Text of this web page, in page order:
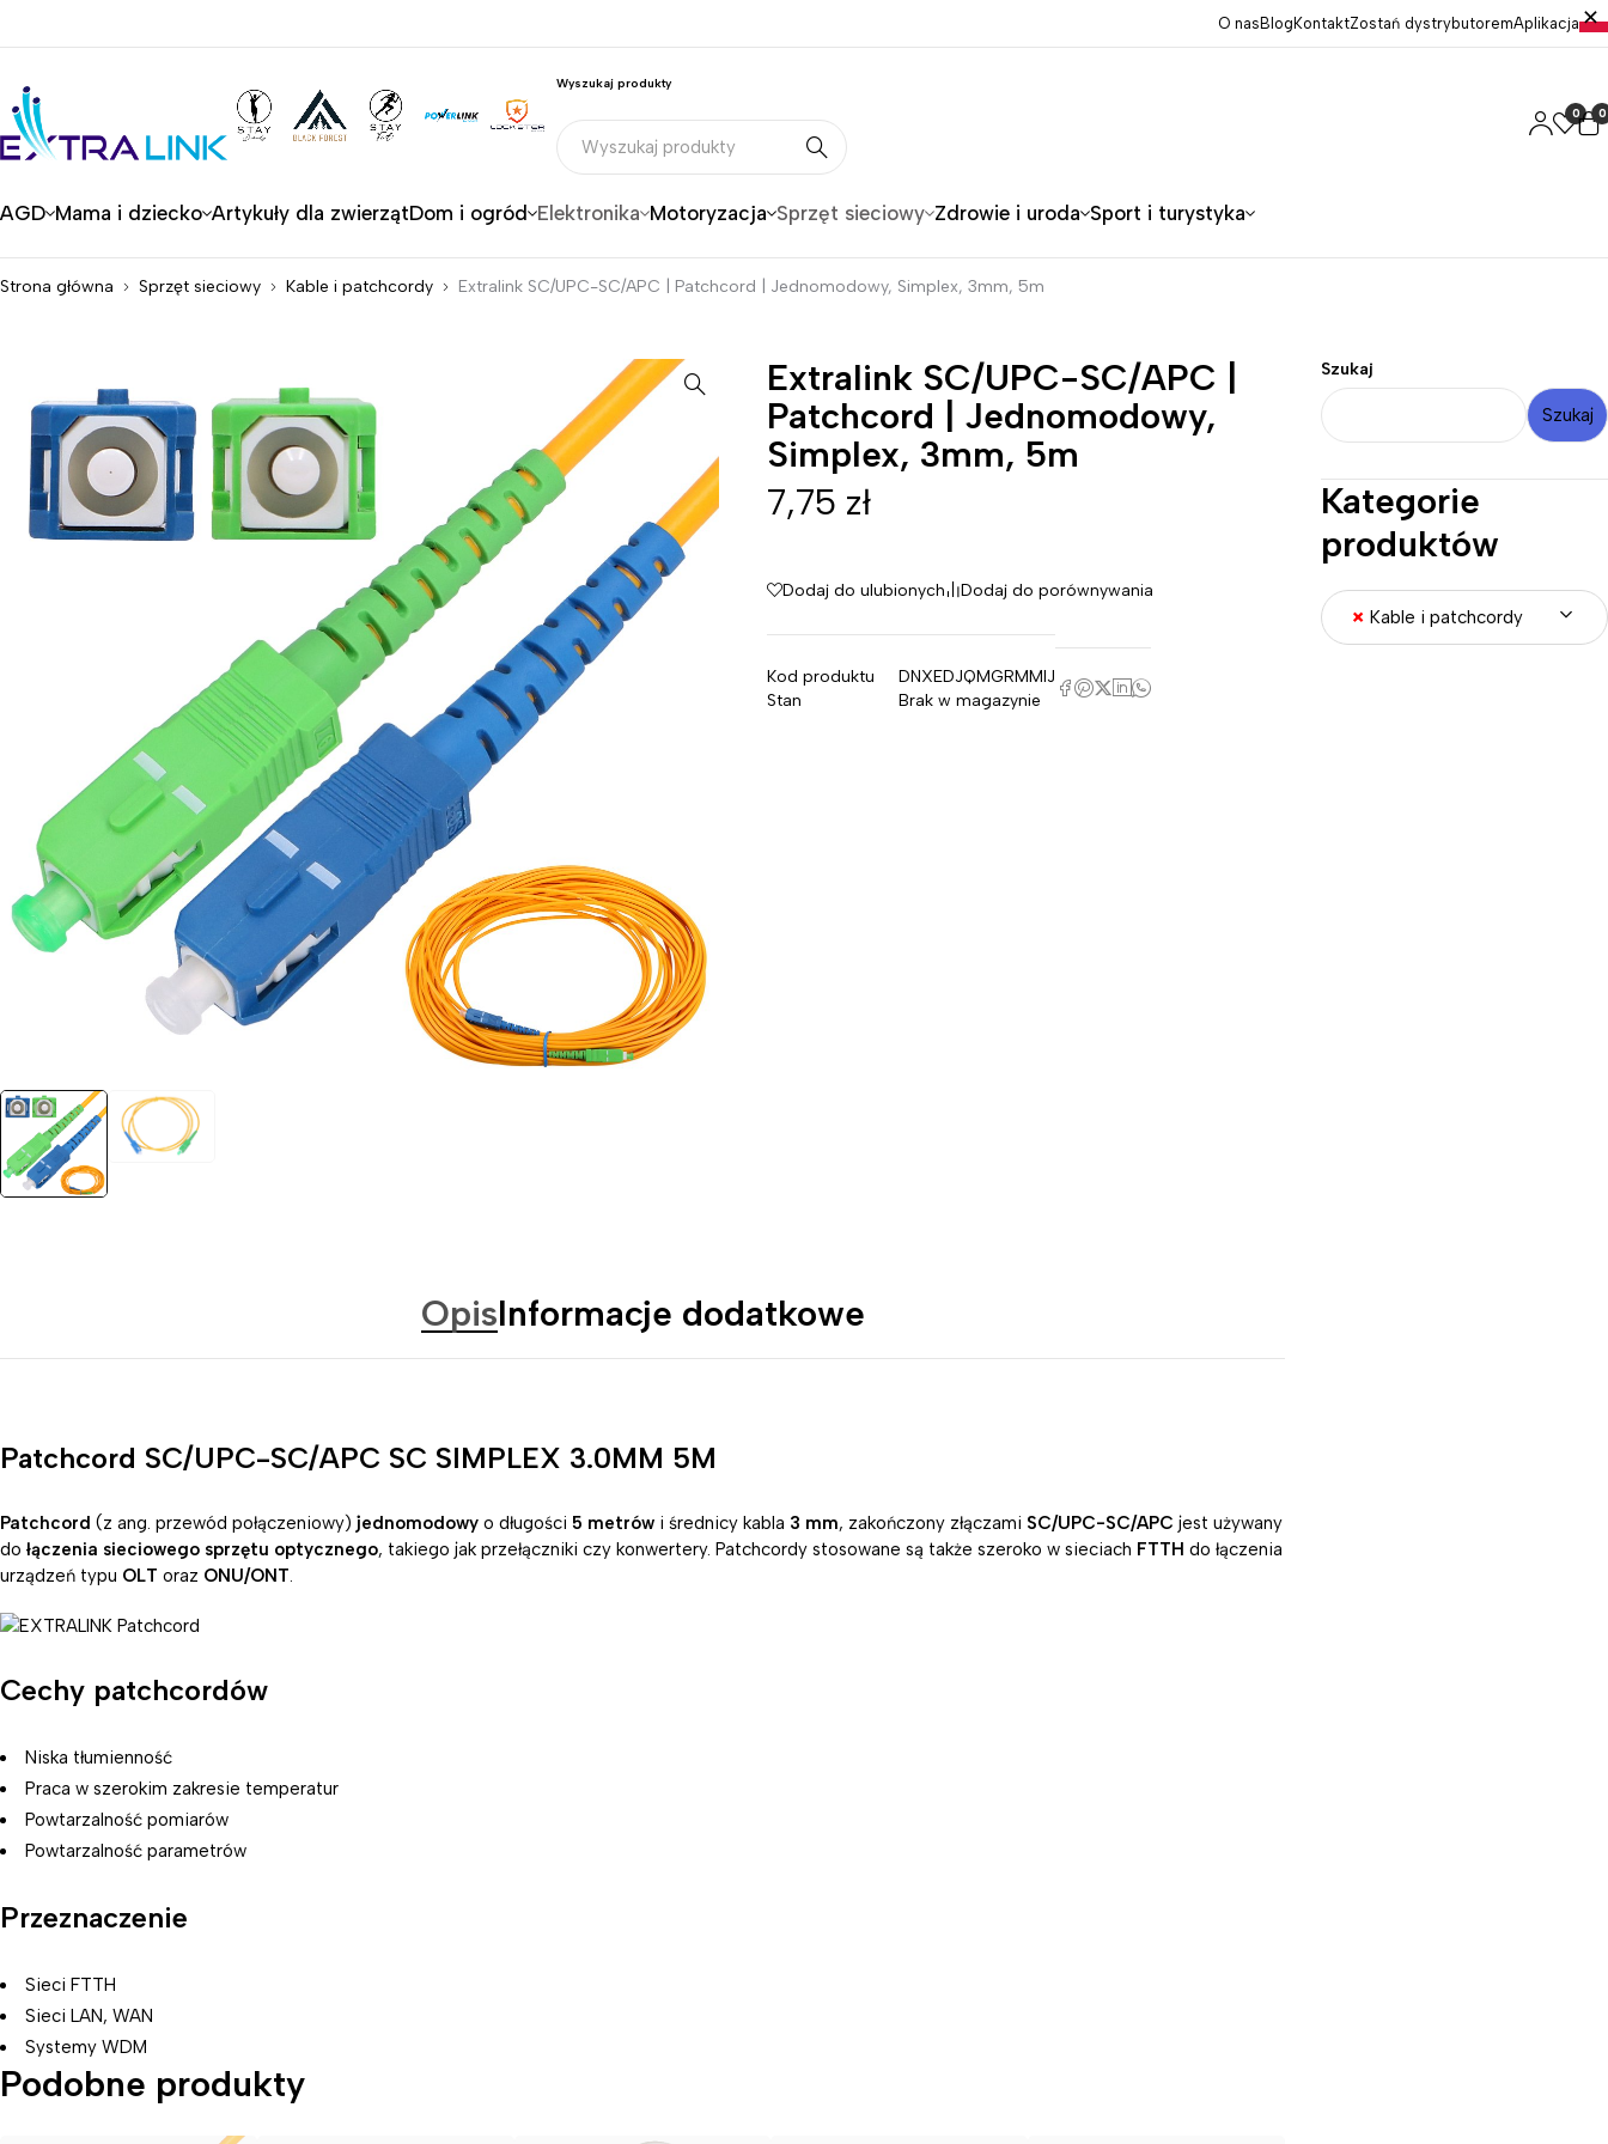
O nas Blog KontaktZostań dystrybutoremAplikacja
Wyszukaj produkty
0 0
AGD Mama i dziecko Artykuły dla zwierzątDom i ogród Elektronika Motoryzacja Sprzęt sieciowy Zdrowie i uroda Sport i turystyka
Strona główna Sprzęt sieciowy Kable i patchcordy Extralink SC/UPC-SC/APC | Patchcord | Jednomodowy, Simplex, 3mm, 5m
Extralink SC/UPC-SC/APC |
Patchcord | Jednomodowy,
Simplex, 3mm, 5m
7,75 zł
Dodaj do ulubionych Dodaj do porównywania
Kod produktu
DNXEDJQMGRMMIJ
Stan
Brak w magazynie
OpisInformacje dodatkowe
Patchcord SC/UPC-SC/APC SC SIMPLEX 3.0MM 5M
Patchcord (z ang. przewód połączeniowy) jednomodowy o długości 5 metrów i średnicy kabla 3 mm, zakończony złączami SC/UPC-SC/APC jest używany
do łączenia sieciowego sprzętu optycznego, takiego jak przełączniki czy konwertery. Patchcordy stosowane są także szeroko w sieciach FTTH do łączenia
urządzeń typu OLT oraz ONU/ONT.
Cechy patchcordów
Niska tłumienność
Praca w szerokim zakresie temperatur
Powtarzalność pomiarów
Powtarzalność parametrów
Przeznaczenie
Sieci FTTH
Sieci LAN, WAN
Systemy WDM
Podobne produkty
Szukaj
Szukaj
Kategorie
produktów
× Kable i patchcordy